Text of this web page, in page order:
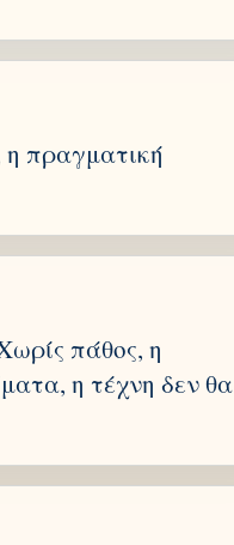
πραγματική
πάθος, η
η τέχνη δεν θα